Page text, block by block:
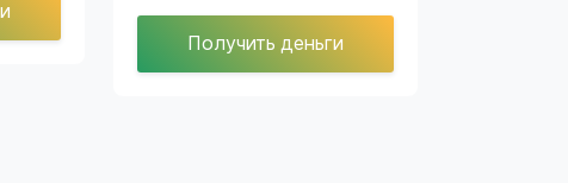
Получить деньги